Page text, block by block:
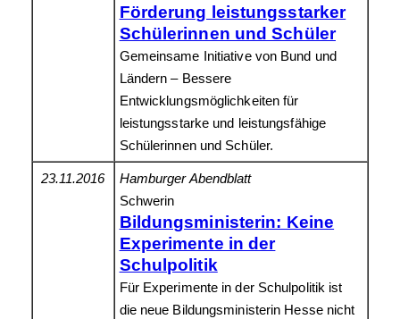
Förderung leistungsstarker
Schülerinnen und Schüler
Gemeinsame Initiative von Bund und
Ländern – Bessere
Entwicklungsmöglichkeiten für
leistungsstarke und leistungsfähige
Schülerinnen und Schüler.
23.11.2016
Hamburger Abendblatt
Schwerin
Bildungsministerin: Keine
Experimente in der
Schulpolitik
Für Experimente in der Schulpolitik ist
die neue Bildungsministerin Hesse nicht